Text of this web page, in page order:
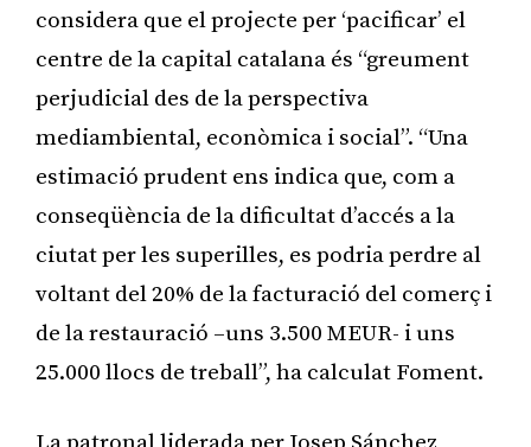
considera que el projecte per ‘pacificar’ el
centre de la capital catalana és “greument
perjudicial des de la perspectiva
mediambiental, econòmica i social”. “Una
estimació prudent ens indica que, com a
conseqüència de la dificultat d’accés a la
ciutat per les superilles, es podria perdre al
voltant del 20% de la facturació del comerç i
de la restauració –uns 3.500 MEUR- i uns
25.000 llocs de treball”, ha calculat Foment.